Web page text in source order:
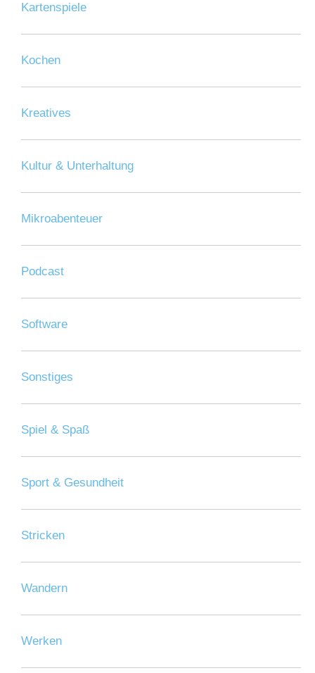
Kartenspiele
Kochen
Kreatives
Kultur & Unterhaltung
Mikroabenteuer
Podcast
Software
Sonstiges
Spiel & Spaß
Sport & Gesundheit
Stricken
Wandern
Werken